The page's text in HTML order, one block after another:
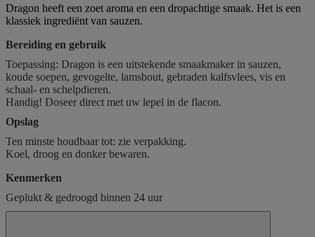
Dragon heeft een zoet aroma en een dropachtige smaak. Het is een
klassiek ingrediënt van sauzen.
Bereiding en gebruik
Toepassing: Dragon is een uitstekende smaakmaker in sauzen,
koude soepen, gevogelte, lamsbout, gebraden kalfsvlees, vis en
schaal- en schelpdieren.
Handig! Doseer direct met uw lepel in de flacon.
Opslag
Ten minste houdbaar tot: zie verpakking.
Koel, droog en donker bewaren.
Kenmerken
Geplukt & gedroogd binnen 24 uur